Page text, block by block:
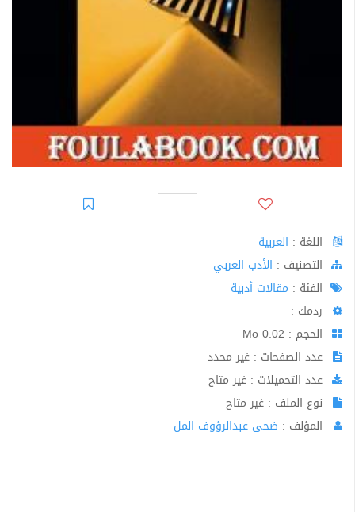
اللغة : العربية
اﻟﺘﺼﻨﻴﻒ : الأدب العربي
الفئة : مقالات أدبية
ردمك :
الحجم : 0.02 Mo
عدد الصفحات : غير محدد
عدد التحميلات : غير متاح
نوع الملف : غير متاح
المؤلف : ضحى عبدالرؤوف المل